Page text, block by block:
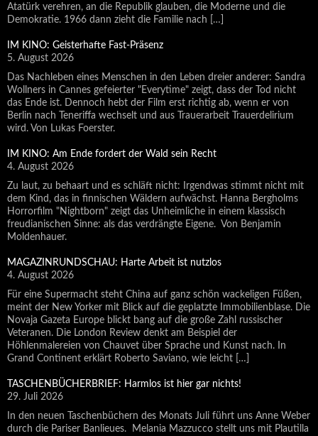
Atatürk verehren, an die Republik glauben, die Moderne und die
Demokratie. 1966 dann zieht die Familie nach […]
IM KINO: Geisterhafte Fast-Präsenz
5. August 2026
Das Nachleben eines Menschen in den Leben dreier anderer: Sandra
Wollners in Cannes gefeierter "Everytime" zeigt, dass der Tod nicht
das Ende ist. Dennoch hebt der Film erst richtig ab, wenn er von
Berlin nach Teneriffa wechselt und aus Trauerarbeit Trauerdelirium
wird. Von Lukas Foerster.
IM KINO: Am Ende fordert der Wald sein Recht
4. August 2026
Zu laut, zu behaart und es schläft nicht: Irgendwas stimmt nicht mit
dem Kind, das in finnischen Wäldern aufwächst. Hanna Bergholms
Horrorfilm "Nightborn" zeigt das Unheimliche in einem klassisch
freudianischen Sinne: als das verdrängte Eigene. Von Benjamin
Moldenhauer.
MAGAZINRUNDSCHAU: Harte Arbeit ist nutzlos
4. August 2026
Für eine Supermacht steht China auf ganz schön wackeligen Füßen,
meint der New Yorker mit Blick auf die geplatzte Immobilienblase. Die
Novaja Gazeta Europe blickt bang auf die große Zahl russischer
Veteranen. Die London Review denkt am Beispiel der
Höhlenmalereien von Chauvet über Sprache und Kunst nach. In
Grand Continent erklärt Roberto Saviano, wie leicht […]
TASCHENBÜCHERBRIEF: Harmlos ist hier gar nichts!
29. Juli 2026
In den neuen Taschenbüchern des Monats Juli führt uns Anne Weber
durch die Pariser Banlieues. Melania Mazzucco stellt uns mit Plautilla